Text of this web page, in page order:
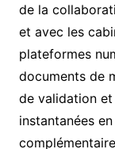
de la
et avec les
plateformes
documents de
de validation
instantanées